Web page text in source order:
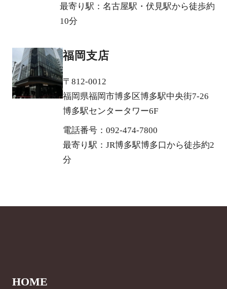
最寄り駅：名古屋駅・伏見駅から徒歩約
10分
福岡支店
〒812-0012
福岡県福岡市博多区博多駅中央街7-26
博多駅センタータワー6F
電話番号：092-474-7800
最寄り駅：JR博多駅博多口から徒歩約2
分
HOME